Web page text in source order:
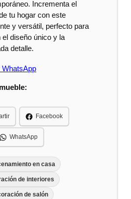
Incrementa el
tu hogar con este
y versátil, perfecto para
el diseño único y la
detalle.
WhatsApp
Facebook
WhatsApp
en casa
de interiores
de salón